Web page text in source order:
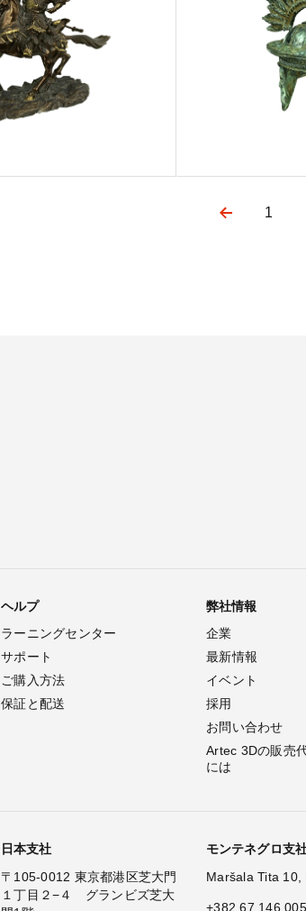
Pagination
1
ヘルプ
ラーニングセンター
サポート
ご購入方法
保証と配送
弊社情報
企業
最新情報
イベント
採用
お問い合わせ
Artec 3Dの販売
には
日本支社
〒105-0012 東京都港区芝大門
１丁目２−４ グランビズ芝大
モンテネグロ支
Maršala Tita 10,
+382 67 146 005